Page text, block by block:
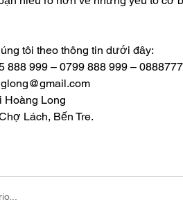
tôi theo thông tin dưới đây:
888 999 – 0799 888 999 –
Hoàng Long
Lách, Bến Tre.